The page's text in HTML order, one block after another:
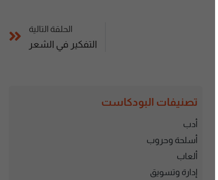
الحلقة التالية
التفكير في الشعر
تصنيفات البودكاست
أدب
أسلحة وحروب
ألعاب
إدارة وتسويق